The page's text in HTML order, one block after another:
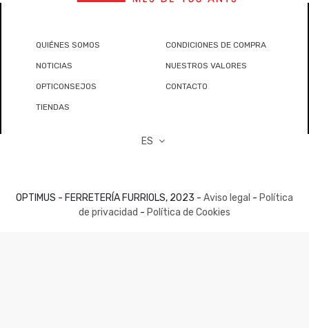
QUIÉNES SOMOS CONDICIONES DE COMPRA
NOTICIAS NUESTROS VALORES
OPTICONSEJOS CONTACTO
TIENDAS
ES
OPTIMUS - FERRETERÍA FURRIOLS, 2023 - Aviso legal - Política
de privacidad - Política de Cookies